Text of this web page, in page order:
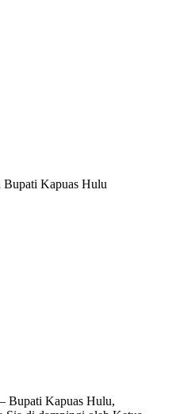
Bupati Kapuas Hulu
Bupati Kapuas Hulu,